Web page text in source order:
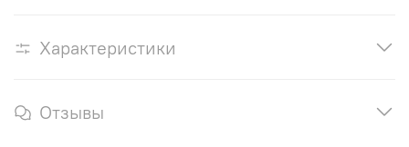
Характеристики
Отзывы